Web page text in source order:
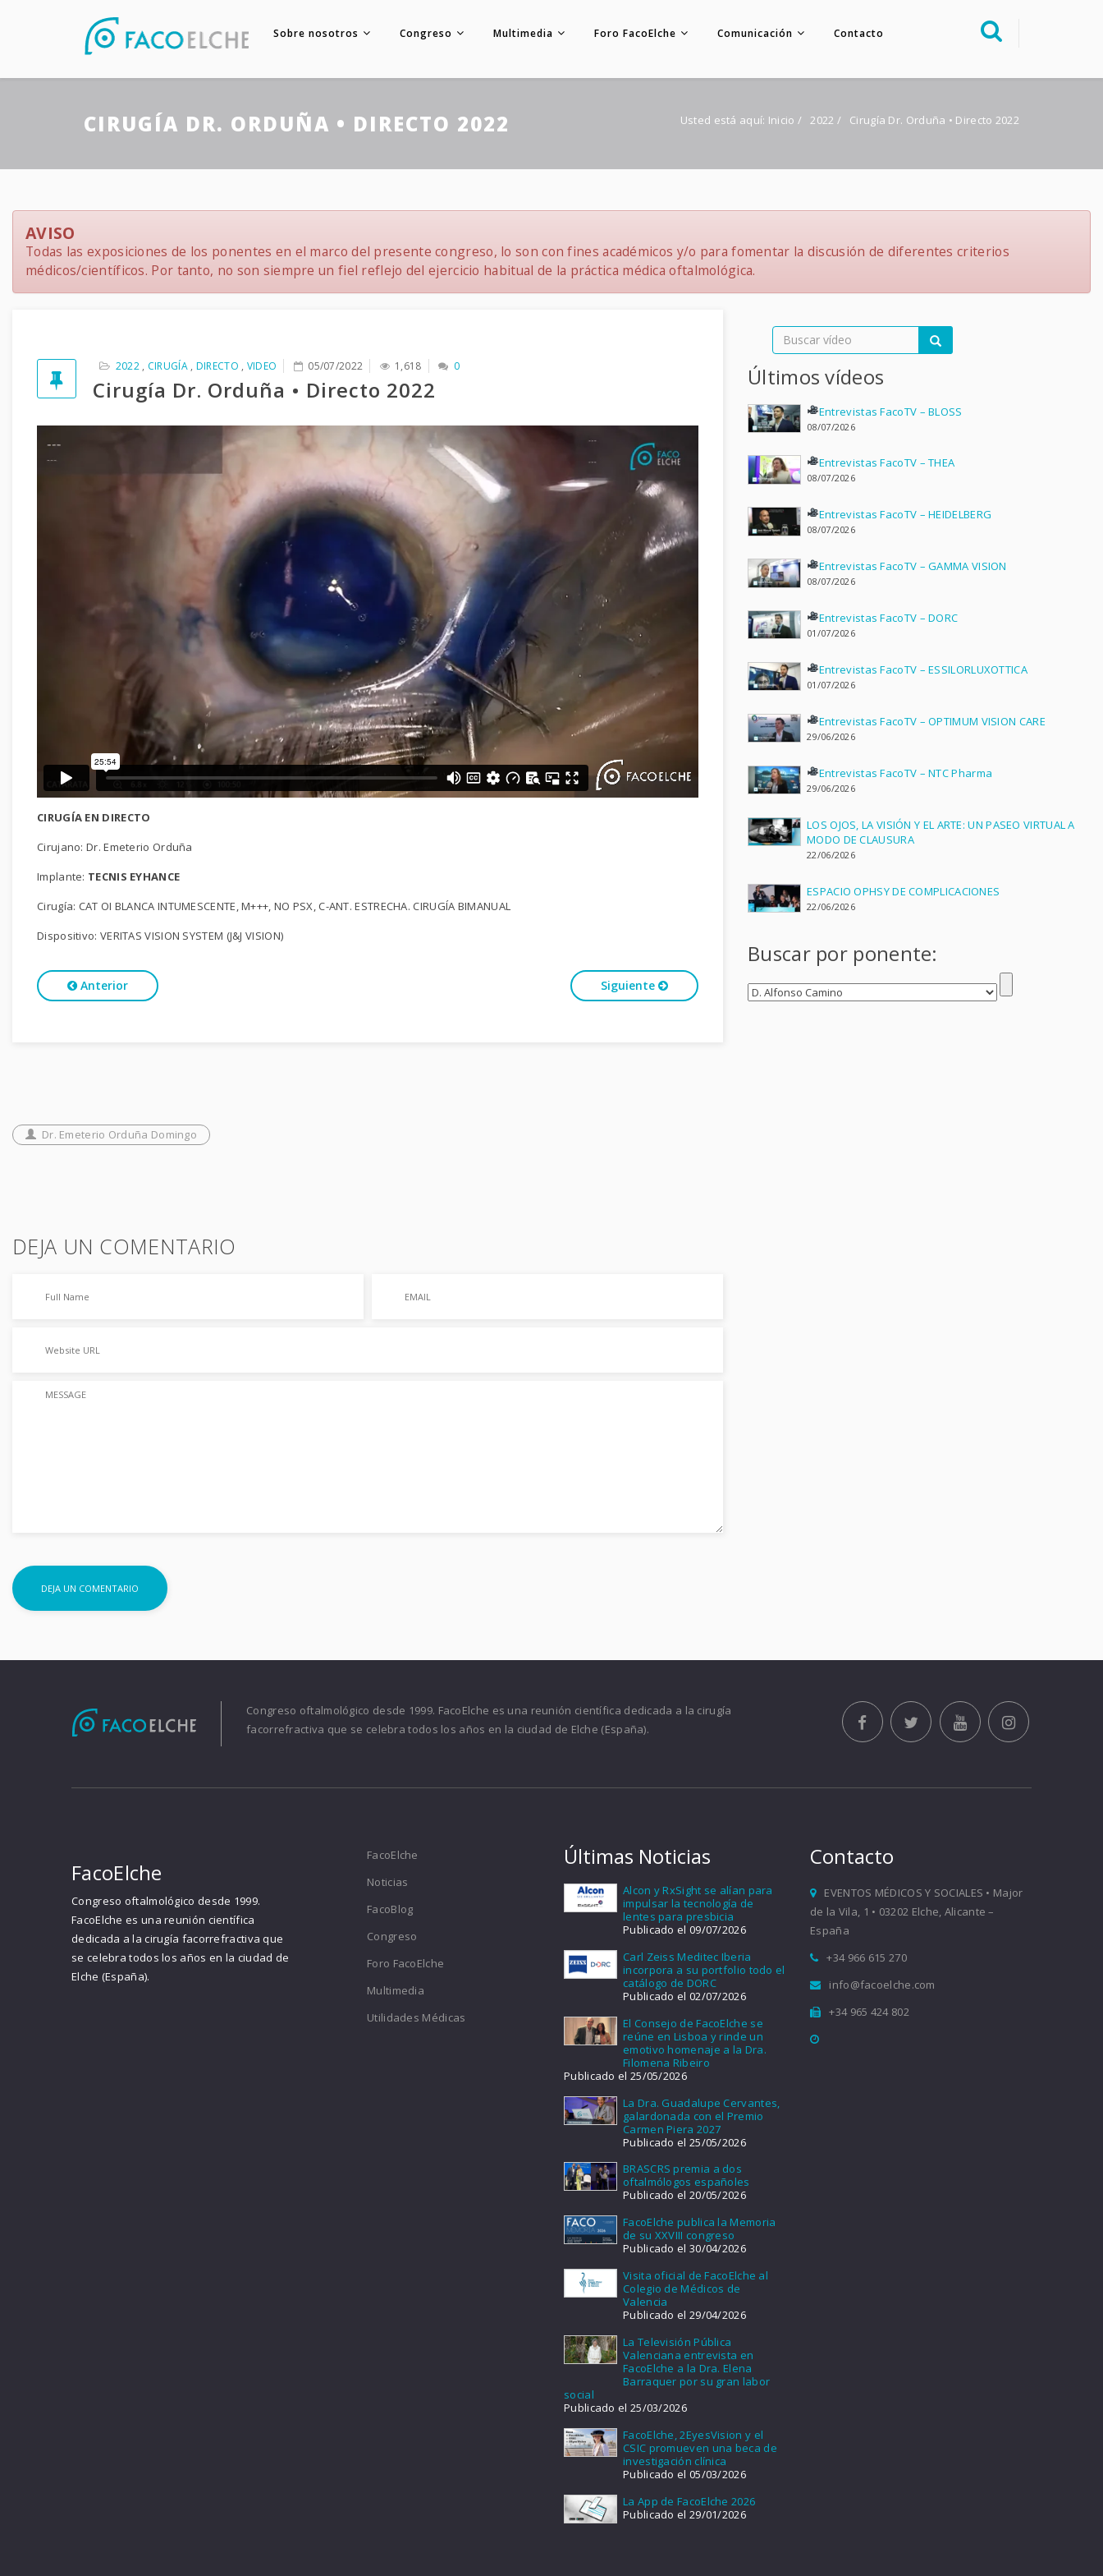
Sobre nosotros Congreso Multimedia Foro FacoElche Comunicación Contacto
Foro FacoElche
Comunicación
Contacto
CIRUGÍA DR. ORDUÑA • DIRECTO 2022 Usted está aquí: Inicio / 2022 / Cirugía Dr. Orduña • Directo 2022
AVISO
Todas las exposiciones de los ponentes en el marco del presente congreso, lo son con fines académicos y/o para fomentar la discusión de diferentes criterios
médicos/científicos. Por tanto, no son siempre un fiel reflejo del ejercicio habitual de la práctica médica oftalmológica.
2022, CIRUGÍA, DIRECTO , VIDEO 05/07/2022 1,618 0
Cirugía Dr. Orduña • Directo 2022
CIRUGÍA EN DIRECTO
Cirujano: Dr. Emeterio Orduña
Implante: TECNIS EYHANCE
Cirugía: CAT OI BLANCA INTUMESCENTE, M+++, NO PSX, C-ANT. ESTRECHA. CIRUGÍA BIMANUAL
Dispositivo: VERITAS VISION SYSTEM (J&J VISION)
Anterior Siguiente
Dr. Emeterio Orduña Domingo
DEJA UN COMENTARIO
Últimos vídeos
Entrevistas FacoTV – BLOSS
08/07/2026
Entrevistas FacoTV – THEA
08/07/2026
Entrevistas FacoTV – HEIDELBERG
08/07/2026
Entrevistas FacoTV – GAMMA VISION
08/07/2026
Entrevistas FacoTV – DORC
01/07/2026
Entrevistas FacoTV – ESSILORLUXOTTICA
01/07/2026
Entrevistas FacoTV – OPTIMUM VISION CARE
29/06/2026
Entrevistas FacoTV – NTC Pharma
29/06/2026
LOS OJOS, LA VISIÓN Y EL ARTE: UN PASEO VIRTUAL A
MODO DE CLAUSURA
22/06/2026
ESPACIO OPHSY DE COMPLICACIONES
22/06/2026
Buscar por ponente:
Congreso oftalmológico desde 1999. FacoElche es una reunión científica dedicada a la cirugía
facorrefractiva que se celebra todos los años en la ciudad de Elche (España).
FacoElche
Congreso oftalmológico desde 1999.
FacoElche es una reunión científica
dedicada a la cirugía facorrefractiva que
se celebra todos los años en la ciudad de
Elche (España).
FacoElche
Noticias
FacoBlog
Congreso
Foro FacoElche
Multimedia
Utilidades Médicas
Últimas Noticias
Alcon y RxSight se alían para
impulsar la tecnología de
lentes para presbicia
Publicado el 09/07/2026
Carl Zeiss Meditec Iberia
incorpora a su portfolio todo el
catálogo de DORC
Publicado el 02/07/2026
El Consejo de FacoElche se
reúne en Lisboa y rinde un
emotivo homenaje a la Dra.
Filomena Ribeiro
Publicado el 25/05/2026
La Dra. Guadalupe Cervantes,
galardonada con el Premio
Carmen Piera 2027
Publicado el 25/05/2026
BRASCRS premia a dos
oftalmólogos españoles
Publicado el 20/05/2026
FacoElche publica la Memoria
de su XXVIII congreso
Publicado el 30/04/2026
Visita oficial de FacoElche al
Colegio de Médicos de
Valencia
Publicado el 29/04/2026
La Televisión Pública
Valenciana entrevista en
FacoElche a la Dra. Elena
Barraquer por su gran labor
social
Publicado el 25/03/2026
FacoElche, 2EyesVision y el
CSIC promueven una beca de
investigación clínica
Publicado el 05/03/2026
La App de FacoElche 2026
Publicado el 29/01/2026
Contacto
EVENTOS MÉDICOS Y SOCIALES • Major
de la Vila, 1 • 03202 Elche, Alicante –
España
+34 966 615 270
info@facoelche.com
+34 965 424 802